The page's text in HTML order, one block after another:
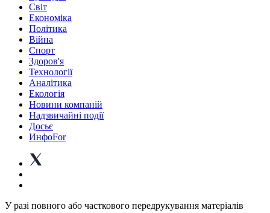
Світ
Економіка
Політика
Війна
Спорт
Здоров'я
Технології
Аналітика
Екологія
Новини компаній
Надзвичайні події
Досьє
ИнфоFor
У разі повного або часткового передрукування матеріалів